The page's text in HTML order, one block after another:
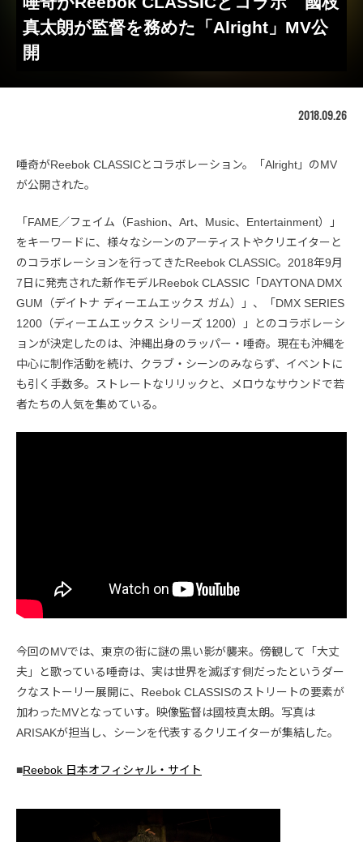
真太朗が監督を務めた「Alright」MV公
開
2018.09.26
唾奇がReebok CLASSICとコラボレーション。「Alright」のMV
が公開された。
「FAME／フェイム（Fashion、Art、Music、Entertainment）」
をキーワードに、様々なシーンのアーティストやクリエイターと
のコラボレーションを行ってきたReebok CLASSIC。2018年9月
7日に発売された新作モデルReebok CLASSIC「DAYTONA DMX
GUM（デイトナ ディーエムエックス ガム）」、「DMX SERIES
1200（ディーエムエックス シリーズ 1200）」とのコラボレーシ
ョンが決定したのは、沖縄出身のラッパー・唾奇。現在も沖縄を
中心に制作活動を続け、クラブ・シーンのみならず、イベントに
も引く手数多。ストレートなリリックと、メロウなサウンドで若
者たちの人気を集めている。
今回のMVでは、東京の街に謎の黒い影が襲来。傍観して「大丈
夫」と歌っている唾奇は、実は世界を滅ぼす側だったというダー
クなストーリー展開に、Reebok CLASSISのストリートの要素が
加わったMVとなっていす。映像監督は國枝真太朗。写真は
ARISAKが担当し、シーンを代表するクリエイターが集結した。
■Reebok 日本オフィシャル・サイト